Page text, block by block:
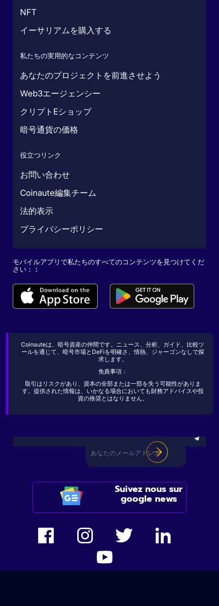
NFT
イーサリアムを購入する
私たちの実用的なコンテンツ
あなたのプロジェクトを前進させよう
Web3エージェンシー
クリプトEショップ
暗号通貨の価格
役立つリンク
お問い合わせ
Coinaute編集チーム
法的表示
プライバシーポリシー
モバイルアプリで私たちのすべてのコンテンツを見つけてくだ
さい： :
Coinauteは、暗号資産の仲間です。ニュース、分析、ガイド、比較ツ
ールを通じて、暗号市場とDeFiを明確さ、情熱、ジャーゴンなしで探
求します。
免責事項：
取引はリスクがあり、資本の全部または一部を失う可能性がありま
す。提供された情報は、いかなる場合においても財務アドバイスや投
資の推奨とはなりません。
Suivez nous sur
google news